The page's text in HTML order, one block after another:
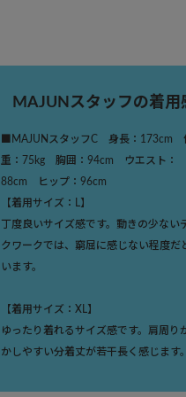
MAJUNスタッフの着用
■MAJUNスタッフC 身長：173cm
重：75kg 胸囲：94cm ウエスト：
88cm ヒップ：96cm
【着用サイズ：L】
丁度良いサイズ感です。動きの少ない
クワークでは、窮屈に感じない程度だ
います。
【着用サイズ：XL】
ゆったり着れるサイズ感です。肩周り
かしやすい分着丈が若干長く感じます。